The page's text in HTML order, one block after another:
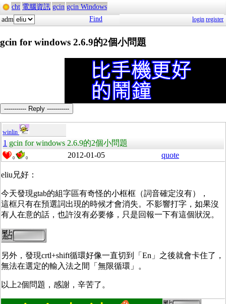
cht 電腦資訊 gcin gcin Windows
adm
Find login register
gcin for windows 2.6.9的2個小問題
----------- Reply -----------
winlin
1 gcin for windows 2.6.9的2個小問題
0 0 2012-01-05 quote
eliu兄好：
今天發現gtab的組字區有奇怪的小框框（詞音確定沒有），
這框只有在預選詞出現的時候才會消失。不影響打字，如果沒
有人在意的話，也許沒有必要修，只是回報一下有這個狀況。
另外，發現crtl+shift循環好像一直切到「En」之後就會卡住了，
無法在選定的輸入法之間「無限循環」。
以上2個問題，感謝，辛苦了。